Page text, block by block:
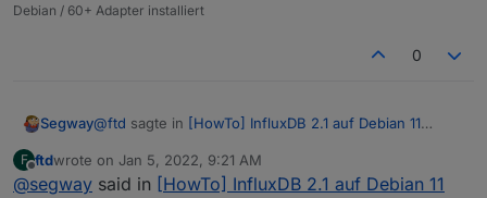
Debian / 60+ Adapter installiert
0
Segway@ftd sagte in [HowTo] InfluxDB 2.1 auf Debian 11
Meine Meinung: Viel zu viel Tippsel und
F ftdwrote on Jan 5, 2022, 9:21 AM
last edited by
@segway said in [HowTo] InfluxDB 2.1 auf Debian 11